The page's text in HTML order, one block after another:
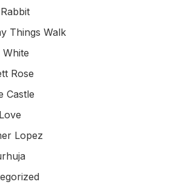
Things Walk
White
Rose
Castle
Lopez